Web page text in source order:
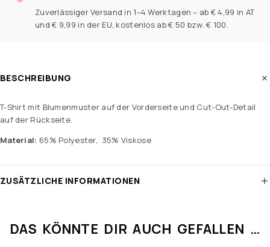
Zuverlässiger Versand in 1–4 Werktagen – ab € 4,99 in AT
und € 9,99 in der EU, kostenlos ab € 50 bzw. € 100.
BESCHREIBUNG
T-Shirt mit Blumenmuster auf der Vorderseite und Cut-Out-Detail
auf der Rückseite.
Material: 65% Polyester, 35% Viskose
ZUSÄTZLICHE INFORMATIONEN
DAS KÖNNTE DIR AUCH GEFALLEN …